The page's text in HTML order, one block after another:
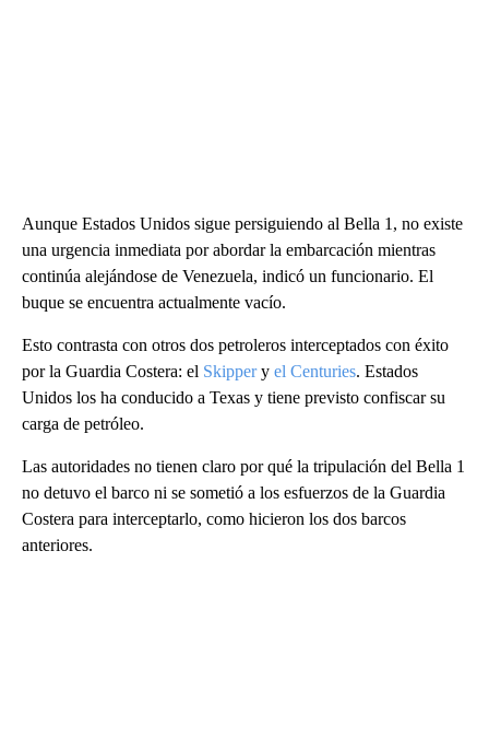
Aunque Estados Unidos sigue persiguiendo al Bella 1, no existe
una urgencia inmediata por abordar la embarcación mientras
continúa alejándose de Venezuela, indicó un funcionario. El
buque se encuentra actualmente vacío.
Esto contrasta con otros dos petroleros interceptados con éxito
por la Guardia Costera: el Skippery el Centuries. Estados
Unidos los ha conducido a Texas y tiene previsto confiscar su
carga de petróleo.
Las autoridades no tienen claro por qué la tripulación del Bella 1
no detuvo el barco ni se sometió a los esfuerzos de la Guardia
Costera para interceptarlo, como hicieron los dos barcos
anteriores.